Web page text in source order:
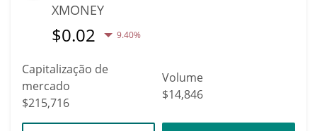
XMONEY
$0.02 9.40%
Capitalização de
mercado
$215,716
Volume
$14,846